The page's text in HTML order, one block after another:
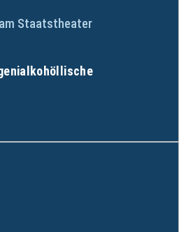
Staatstheater